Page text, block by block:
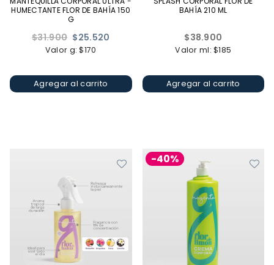
HUMECTANTE FLOR DE BAHÍA 150
G
Precio
habitual
$31.900 $25.520
Valor g: $170
Agregar al carrito
BAHÍA 210 ML
Precio
habitual
$38.900
Valor ml: $185
Agregar al carrito
-40%